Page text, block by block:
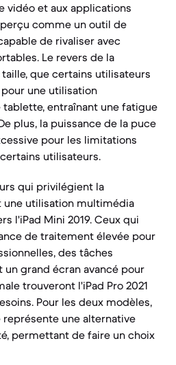
vidéo et aux applications
comme un outil de
de rivaliser avec
Le revers de la
que certains utilisateurs
une utilisation
entraînant une fatigue
plus, la puissance de la puce
pour les limitations
utilisateurs.
qui privilégient la
une utilisation multimédia
l'iPad Mini 2019. Ceux qui
de traitement élevée pour
des tâches
grand écran avancé pour
trouveront l'iPad Pro 2021
Pour les deux modèles,
une alternative
permettant de faire un choix